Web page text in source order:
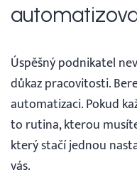
Úspěšný podnikatel
důkaz pracovitosti.
automatizaci. Pokud
to rutina, kterou
který stačí jednou
vás.